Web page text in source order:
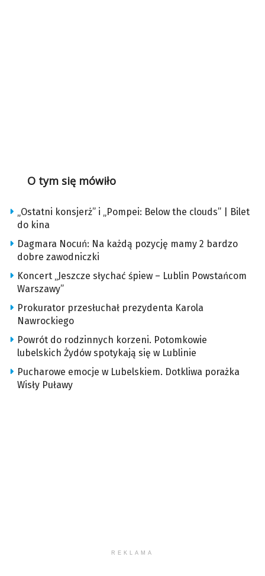
O tym się mówiło
„Ostatni konsjerż” i „Pompei: Below the clouds” | Bilet
do kina
Dagmara Nocuń: Na każdą pozycję mamy 2 bardzo
dobre zawodniczki
Koncert „Jeszcze słychać śpiew – Lublin Powstańcom
Warszawy”
Prokurator przesłuchał prezydenta Karola
Nawrockiego
Powrót do rodzinnych korzeni. Potomkowie
lubelskich Żydów spotykają się w Lublinie
Pucharowe emocje w Lubelskiem. Dotkliwa porażka
Wisły Puławy
REKLAMA